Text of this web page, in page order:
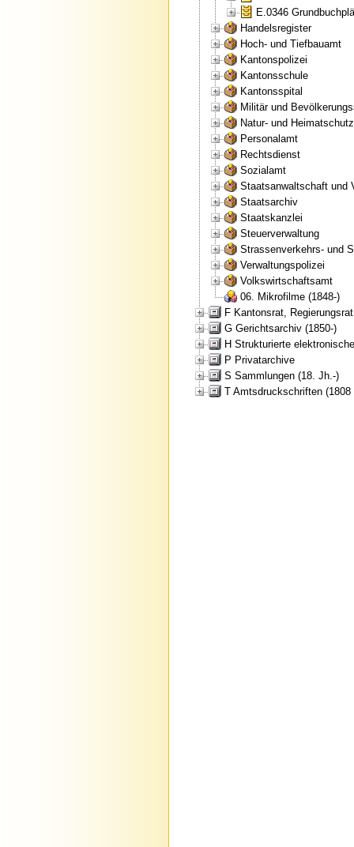
E.0346
Handelsregister
Hoch- und Tiefbauamt
Kantonspolizei
Kantonsschule
Kantonsspital
Militär und
Natur- und
Personalamt
Rechtsdienst
Sozialamt
Staatsanwaltschaft und
Staatsarchiv
Staatskanzlei
Steuerverwaltung
Strassenverkehrs- und
Verwaltungspolizei
Volkswirtschaftsamt
06. Mikrofilme (1848-)
F Kantonsrat,
G Gerichtsarchiv (1850-)
H Strukturierte
P Privatarchive
S Sammlungen (18. Jh.-)
T Amtsdruckschriften (1808